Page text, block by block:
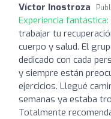
Víctor Inostroza
Experiencia fantástica:
trabajar tu
cuerpo y salud. El
dedicado con cada
y siempre están
ejercicios. Llegué
semanas ya estaba
Totalmente